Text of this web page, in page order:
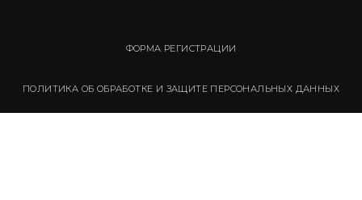
ФОРМА РЕГИСТРАЦИИ
ПОЛИТИКА ОБ ОБРАБОТКЕ И ЗАЩИТЕ ПЕРСОНАЛЬНЫХ ДАННЫХ